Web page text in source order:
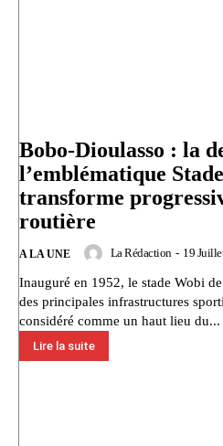
Bobo-Dioulasso : la
l’emblématique
transforme
routière
A LA UNE La Rédaction - 19
Inauguré en 1952, le stade Wobi
des principales infrastructures
considéré comme un haut lieu du...
Lire la suite